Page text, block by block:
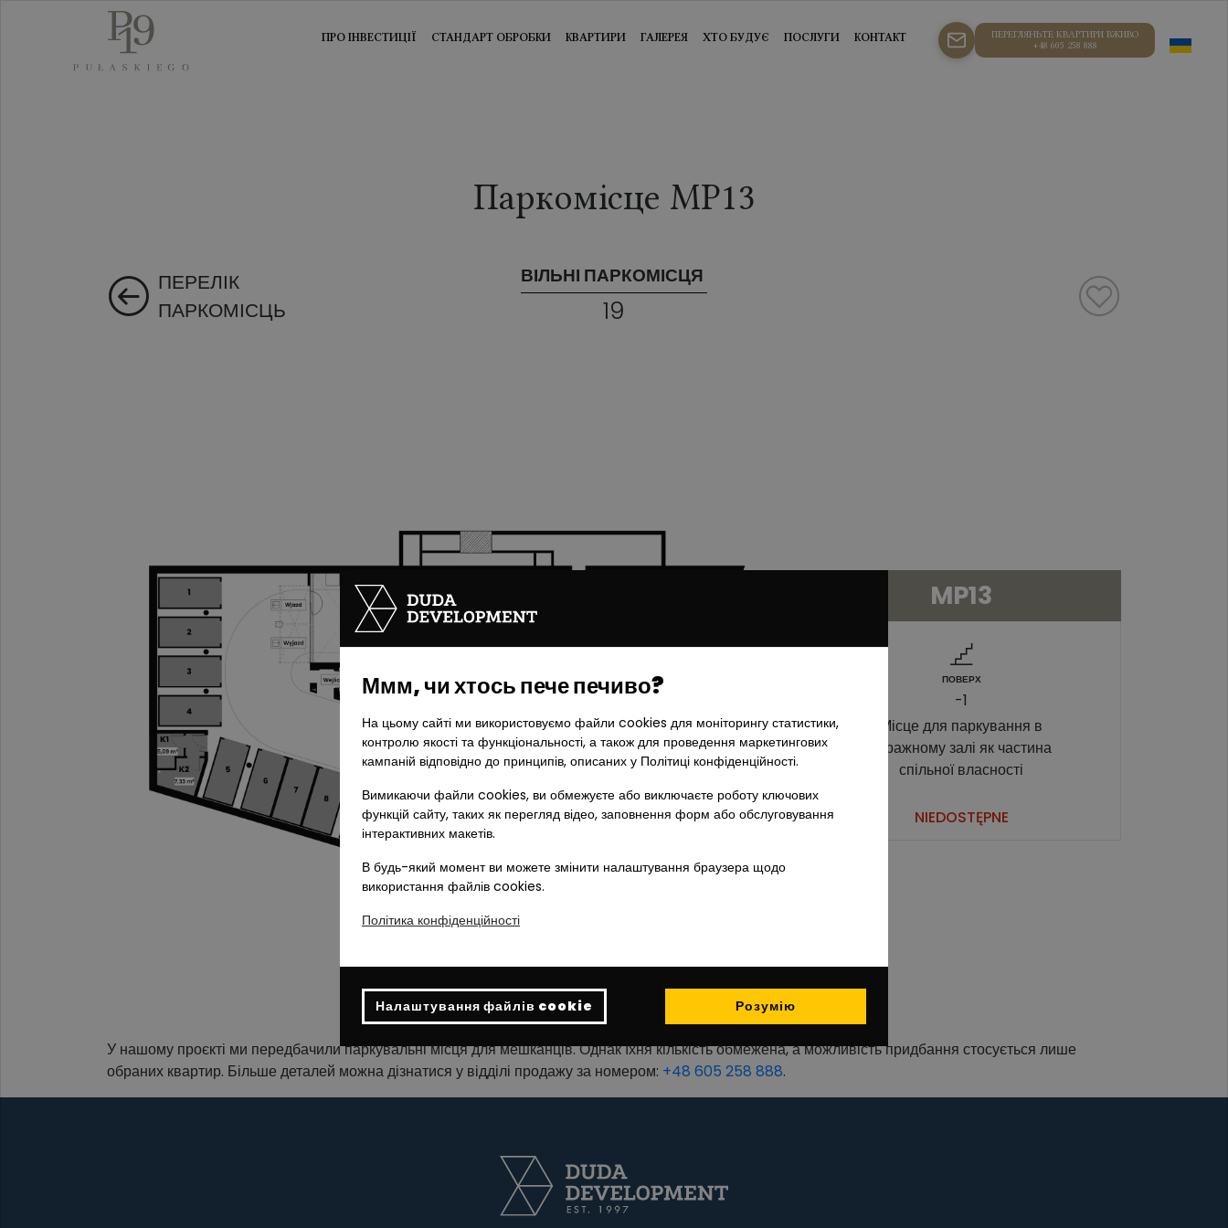
Ммм, чи хтось пече печиво?
На цьому сайті ми використовуємо файли cookies для моніторингу статистики,
контролю якості та функціональності, а також для проведення маркетингових
кампаній відповідно до принципів, описаних у Політиці конфіденційності.
Вимикаючи файли cookies, ви обмежуєте або виключаєте роботу ключових
функцій сайту, таких як перегляд відео, заповнення форм або обслуговування
інтерактивних макетів.
В будь-який момент ви можете змінити налаштування браузера щодо
використання файлів cookies.
Політика конфіденційності
Налаштування файлів cookie Розумію
ПЕРЕГЛЯНЬТЕ КВАРТИРИ ВЖИВО
+48 605 258 888
ПРО ІНВЕСТИЦІЇ СТАНДАРТ ОБРОБКИ КВАРТИРИ ГАЛЕРЕЯ ХТО БУДУЄ ПОСЛУГИ КОНТАКТ
Паркомісце MP13
ПЕРЕЛІК
ПАРКОМІСЦЬ
ВІЛЬНІ ПАРКОМІСЦЯ
19
MP13
ПОВЕРХ
-1
Місце для паркування в
гаражному залі як частина
спільної власності
NIEDOSTĘPNE
У нашому проєкті ми передбачили паркувальні місця для мешканців. Однак їхня кількість обмежена, а можливість придбання стосується лише
обраних квартир. Більше деталей можна дізнатися у відділі продажу за номером: +48 605 258 888.